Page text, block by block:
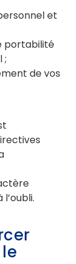
et
portabilité
;
de vos